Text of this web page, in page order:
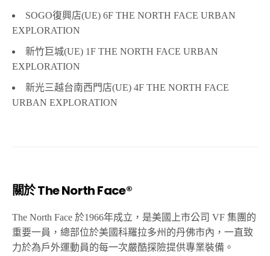
SOGO復興店(UE) 6F THE NORTH FACE URBAN
EXPLORATION
新竹巨城(UE) 1F THE NORTH FACE URBAN
EXPLORATION
新光三越台南西門店(UE) 4F THE NORTH FACE
URBAN EXPLORATION
關於 The North Face®
The North Face 於1966年成立，是美國上市公司 VF 集團的
重要一員，總部位於美國科羅拉多州的丹佛市內，一直致
力於為戶外運動員的每一次嚴酷探險提供專業裝備。